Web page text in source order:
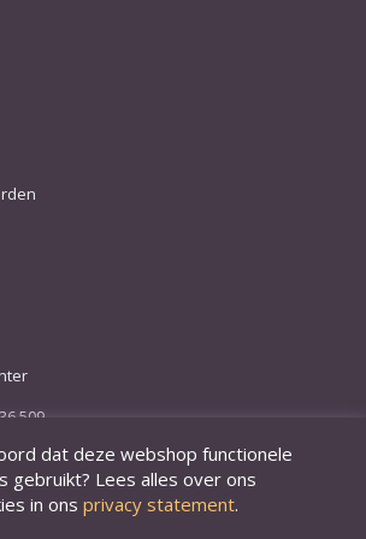
509
dat deze webshop functionele
gebruikt? Lees alles over ons
in ons privacy statement.